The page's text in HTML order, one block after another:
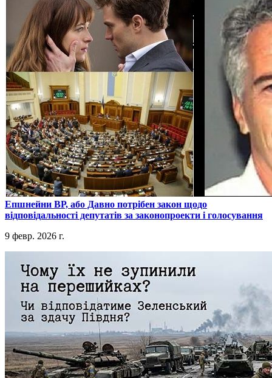
​Епшнейни ВР, або Давно потрібен закон щодо
відповідальності депутатів за законопроекти і голосування
9 февр. 2026 г.